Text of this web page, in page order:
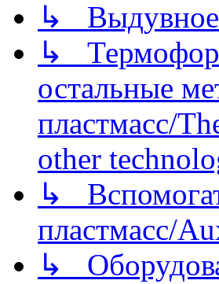
↳ Выдувное
↳
остальные
пластмасс/
other
↳
пластмасс/
↳